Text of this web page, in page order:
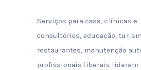
Serviços para casa, clínicas e
consultórios, educação,
restaurantes, manutenção
profissionais liberais lideram